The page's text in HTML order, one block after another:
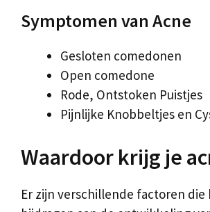
Symptomen van Acne
Gesloten comedonen
Open comedone
Rode, Ontstoken Puistjes
Pijnlijke Knobbeltjes en
Waardoor krijg je
Er zijn verschillende factoren die